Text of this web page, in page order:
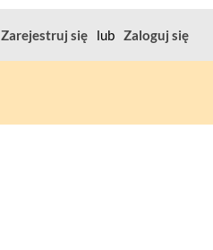
Zarejestruj się lub Zaloguj się